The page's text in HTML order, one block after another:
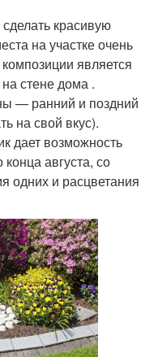
красивую
на участке очень
является
стене дома .
— ранний и поздний
на свой вкус).
дает возможность
августа, со
одних и расцветания